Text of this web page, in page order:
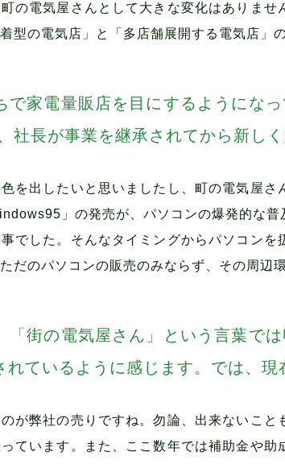
の電気屋さんとして大きな変化はありま
型の電気店」と「多店舗展開する電気店」
家電量販店を目にするようにな
社長が事業を継承されてから新し
を出したいと思いましたし、町の電気屋
」の発売が、パソコンの爆発的な
でした。そんなタイミングからパソコン
だのパソコンの販売のみならず、その周辺
街の電気屋さん」という言葉で
れているように感じます。では、
のが弊社の売りですね。勿論、出来ないこ
ています。また、ここ数年では補助金や